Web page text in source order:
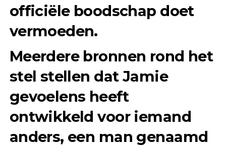
officiële boodschap doet
vermoeden.
Meerdere bronnen rond het
stel stellen dat Jamie
gevoelens heeft
ontwikkeld voor iemand
anders, een man genaamd